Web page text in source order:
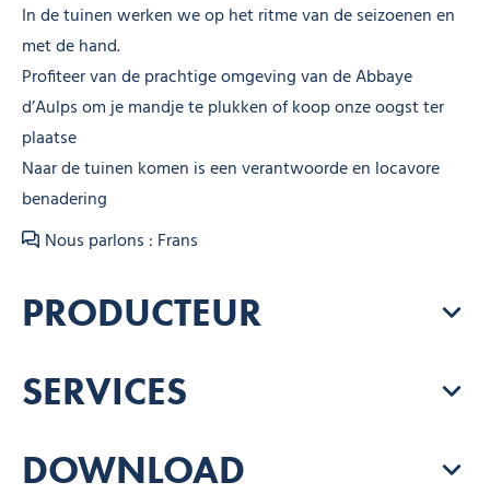
In de tuinen werken we op het ritme van de seizoenen en
met de hand.
Profiteer van de prachtige omgeving van de Abbaye
d’Aulps om je mandje te plukken of koop onze oogst ter
plaatse ‍
Naar de tuinen komen is een verantwoorde en locavore
benadering
Nous parlons : Frans
PRODUCTEUR
SERVICES
DOWNLOAD